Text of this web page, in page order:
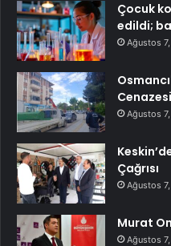
Çocuk
edildi;
Ağustos
Ağustos
Çağrısı
Ağustos
Murat
Ağustos